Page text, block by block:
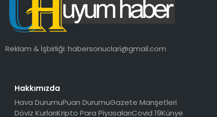
Reklam & İşbirliği:habersonuclari@gmail.com
Hakkımızda
Hava DurumuPuan DurumuGazete Manşetleri
Döviz KurlarıKripto Para PiyasalarıCovid 19Künye